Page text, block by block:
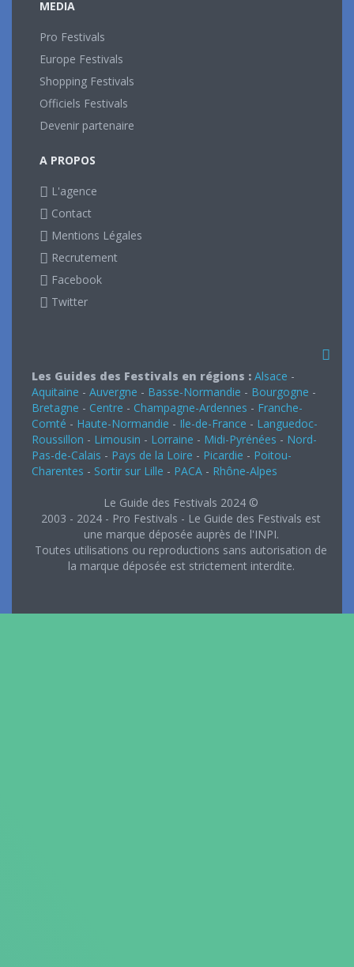
MEDIA
Pro Festivals
Europe Festivals
Shopping Festivals
Officiels Festivals
Devenir partenaire
A PROPOS
L'agence
Contact
Mentions Légales
Recrutement
Facebook
Twitter
Les Guides des Festivals en régions : Alsace -
Aquitaine - Auvergne - Basse-Normandie - Bourgogne -
Bretagne - Centre - Champagne-Ardennes - Franche-
Comté - Haute-Normandie - Ile-de-France - Languedoc-
Roussillon - Limousin - Lorraine - Midi-Pyrénées - Nord-
Pas-de-Calais - Pays de la Loire - Picardie - Poitou-
Charentes - Sortir sur Lille - PACA - Rhône-Alpes
Le Guide des Festivals 2024 ©
2003 - 2024 - Pro Festivals - Le Guide des Festivals est
une marque déposée auprès de l'INPI.
Toutes utilisations ou reproductions sans autorisation de
la marque déposée est strictement interdite.